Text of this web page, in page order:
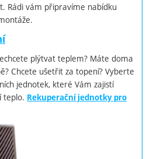
Rádi vám připravíme nabídku
plýtvat teplem? Máte doma
Chcete ušetřit za topení? Vyberte
jednotek, které Vám zajistí
teplo. Rekuperační jednotky pro